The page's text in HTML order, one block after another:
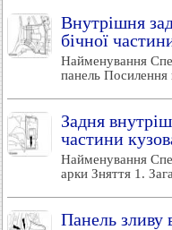
Внутрішня
бічної
Найменування
панель Посилення
Задня
частини
Найменування
арки Зняття 1.
Панель зливу